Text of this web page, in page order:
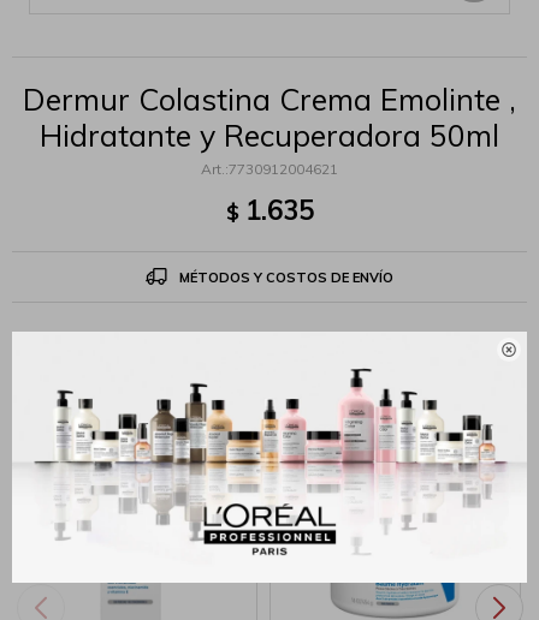

Dermur Colastina Crema Emolinte ,
Hidratante y Recuperadora 50ml
7730912004621
$ 1.635
MÉTODOS Y COSTOS DE ENVÍO
Productos que te pueden interesar